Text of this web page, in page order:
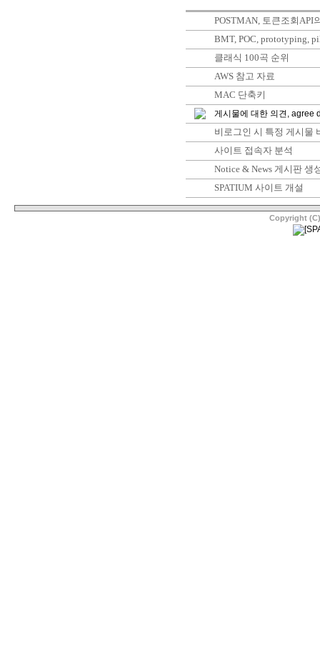
POSTMAN, 토큰조회API
BMT, POC, prototyping,
클래식 100곡 순위
AWS 참고 자료
MAC 단축키
게시물에 대한 의견, agree
비로그인 시 특정 게시물
사이트 접속자 분석
Notice & News 게시판 생
SPATIUM 사이트 개설
Copyright